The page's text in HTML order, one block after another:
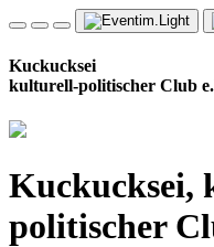
Kuckucksei
kulturell-politischer Club
Kuckucksei,
politischer